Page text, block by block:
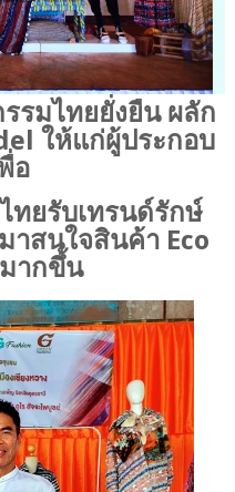
รมไทยยั่งยืน ผลัก
ให้แก่ผู้ประกอบ
อ
ทยรับเทรนด์รักษ์
สนใจสินค้า Eco
ากขึ้น